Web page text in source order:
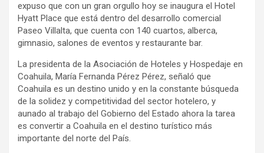
expuso que con un gran orgullo hoy se inaugura el Hotel
Hyatt Place que está dentro del desarrollo comercial
Paseo Villalta, que cuenta con 140 cuartos, alberca,
gimnasio, salones de eventos y restaurante bar.
La presidenta de la Asociación de Hoteles y Hospedaje en
Coahuila, María Fernanda Pérez Pérez, señaló que
Coahuila es un destino unido y en la constante búsqueda
de la solidez y competitividad del sector hotelero, y
aunado al trabajo del Gobierno del Estado ahora la tarea
es convertir a Coahuila en el destino turístico más
importante del norte del País.